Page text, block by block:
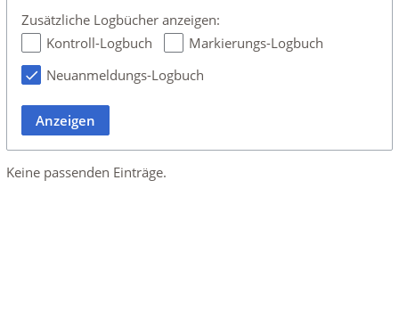
Zusätzliche Logbücher anzeigen:
Kontroll-Logbuch
Markierungs-Logbuch
Neuanmeldungs-Logbuch
Anzeigen
Keine passenden Einträge.